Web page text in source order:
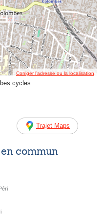
Corriger l’adresse ou la localisation
cycles
Trajet Maps
commun